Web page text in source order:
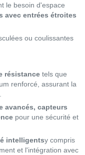
le besoin d'espace
avec entrées étroites
ou coulissantes
résistance tels que
renforcé, assurant la
avancés, capteurs
pour une sécurité et
intelligentsy compris
et l'intégration avec